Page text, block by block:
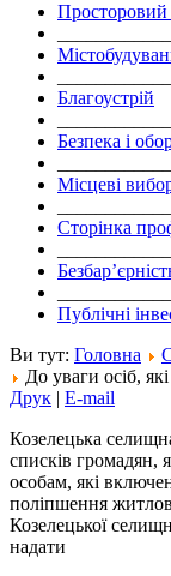
Просторовий
Благоустрій
Безпека і
Місцеві
Сторінка
Публічні
Ви тут: Головна
До уваги осіб,
Друк | E-mail
Козелецька
списків громадян,
особам, які
поліпшення
Козелецької
надати